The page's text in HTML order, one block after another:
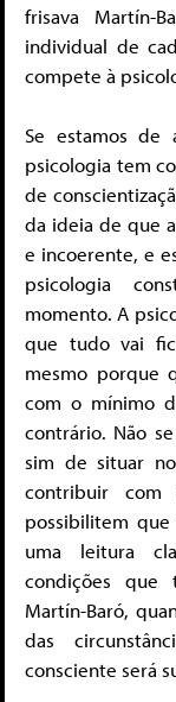
frisava Martín-
individual de
compete à
Se estamos de
psicologia tem
de
da ideia de que
e incoerente, e
psicologia
momento. A
que tudo vai
mesmo porque
com o mínimo
contrário. Não
sim de situar
contribuir com
possibilitem
uma leitura
condições que
Martín-Baró,
das
consciente será